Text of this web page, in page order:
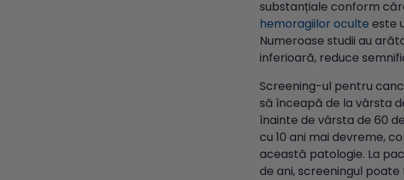
substanțiale conform
hemoragiilor oculte este
Numeroase studii au
inferioară, reduce
Screening-ul pentru
să înceapă de la vârsta
înainte de vârsta de 60
cu 10 ani mai devreme,
această patologie. La
de ani, screeningul